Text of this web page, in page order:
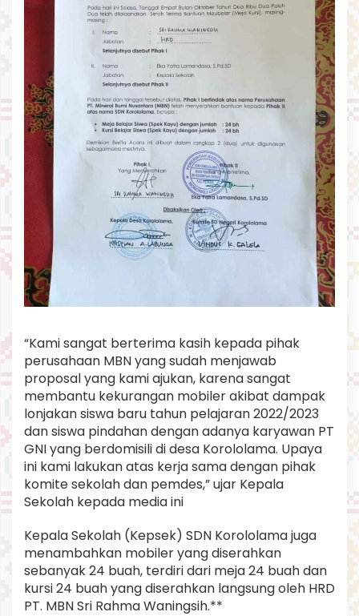
“Kami sangat berterima kasih kepada pihak
perusahaan MBN yang sudah menjawab
proposal yang kami ajukan, karena sangat
membantu kekurangan mobiler akibat dampak
lonjakan siswa baru tahun pelajaran 2022/2023
dan siswa pindahan dengan adanya karyawan PT
GNI yang berdomisili di desa Korololama. Upaya
ini kami lakukan atas kerja sama dengan pihak
komite sekolah dan pemdes,” ujar Kepala
Sekolah kepada media ini
Kepala Sekolah (Kepsek) SDN Korololama juga
menambahkan mobiler yang diserahkan
sebanyak 24 buah, terdiri dari meja 24 buah dan
kursi 24 buah yang diserahkan langsung oleh HRD
PT. MBN Sri Rahma Waningsih.**